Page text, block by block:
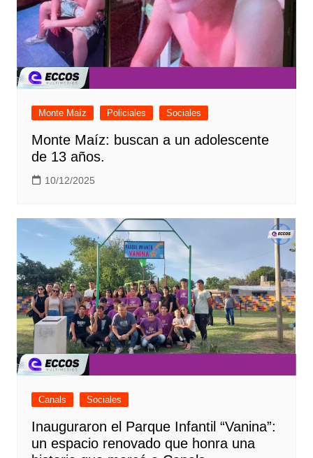
Monte Maíz Policiales Sociales
Monte Maíz: buscan a un adolescente
de 13 años.
10/12/2025
Canals Sociales
Inauguraron el Parque Infantil “Vanina”:
un espacio renovado que honra una